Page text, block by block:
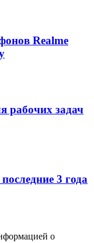
Realme
рабочих задач
3 года
о